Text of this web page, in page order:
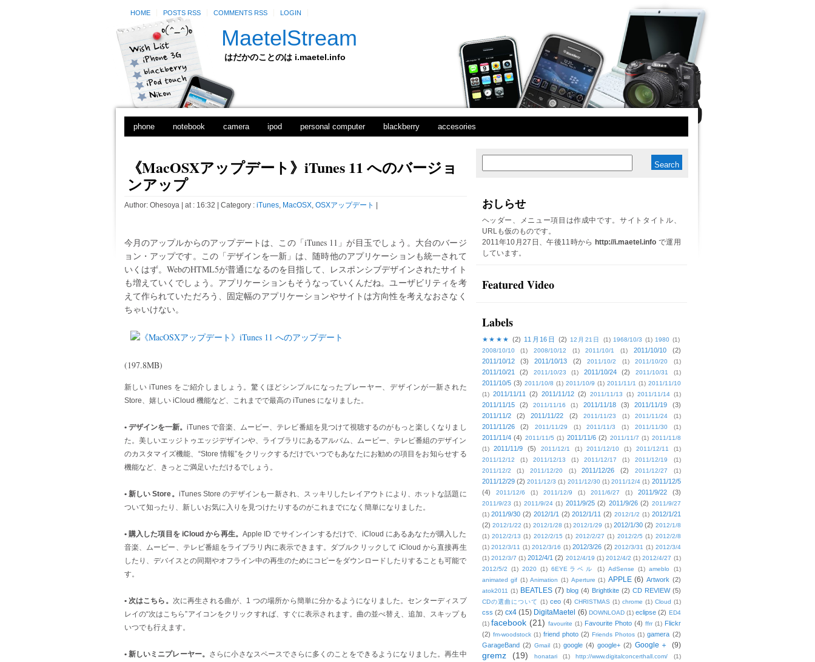
HOME POSTS RSS COMMENTS RSS LOGIN
MaetelStream
はだかのことのは i.maetel.info
phone notebook camera ipod personal computer blackberry accesories
《MacOSXアップデート》iTunes 11 へのバージョ
ンアップ
Author: Ohesoya| at : 16:32 | Category : iTunes, MacOSX, OSXアップデート
今月のアップルからのアップデートは、この「iTunes 11」が目玉でしょう。大台のバージ
ョン・アップです。この「デザインを一新」は、随時他のアプリケーションも統一されて
いくはず。WebのHTML5が普通になるのを目指して、レスポンシブデザインされたサイト
も増えていくでしょう。アプリケーションもそうなっていくんだね。ユーザビリティを考
えて作られていただろう、固定幅のアプリケーションやサイトは方向性を考えなおさなく
ちゃいけない。
(197.8MB)
新しい iTunes をご紹介しましょう。驚くほどシンプルになったプレーヤー、デザインが一新された
Store、嬉しい iCloud 機能など、これまでで最高の iTunes になりました。
• デザインを一新。 iTunes で音楽、ムービー、テレビ番組を見つけて視聴するのがもっと楽しくなりまし
た。美しいエッジトゥエッジデザインや、ライブラリにあるアルバム、ムービー、テレビ番組のデザイン
のカスタマイズ機能、“Store 情報”をクリックするだけでいつでもあなたにお勧めの項目をお知らせする
機能など、きっとご満足いただけるでしょう。
• 新しい Store。 iTunes Store のデザインも一新され、スッキリしたレイアウトにより、ホットな話題に
ついて知ったり、新しいお気に入りを見つけたりするのがこれまでになく簡単になりました。
• 購入した項目を iCloud から再生。Apple ID でサインインするだけで、iCloud にあるあなたが購入した
音楽、ムービー、テレビ番組をライブラリ内に表示できます。ダブルクリックして iCloud から直接再生
したり、デバイスとの同期やオフライン中の再生のためにコピーをダウンロードしたりすることも可能で
す。
• 次はこちら。 次に再生される曲が、1 つの場所から簡単に分かるようになりました。センターディスプ
レイの“次はこちら”アイコンをクリックすれば、すぐに表示されます。曲の並べ替え、追加、スキップも
いつでも行えます。
• 新しいミニプレーヤー。 さらに小さなスペースでさらに多くのことをできるようになりました。再生中
稿
おしらせ
ヘッダー、メニュー項目は作成中です。サイトタイトル、
URLも仮のものです。
2011年10月27日、午後11時から http://i.maetel.info で運用
しています。
Featured Video
Labels
★★★★ (2) 11月16日 (2) 12月21日 (1) 1968/10/3 (1) 1980 (1)
2008/10/10
(1) 2008/10/12 (1) 2011/10/1 (1) 2011/10/10
(2)
2011/10/12
(3) 2011/10/13 (2) 2011/10/2 (1) 2011/10/20 (1)
2011/10/21 (2) 2011/10/23 (1) 2011/10/24 (2) 2011/10/31 (1)
2011/10/5 (3) 2011/10/8 (1) 2011/10/9 (1) 2011/11/1 (1) 2011/11/10
(1) 2011/11/11 (2) 2011/11/12 (2) 2011/11/13 (1) 2011/11/14 (1)
2011/11/15 (2) 2011/11/16 (1) 2011/11/18 (3) 2011/11/19
(3)
2011/11/2
(2) 2011/11/22 (2) 2011/11/23 (1) 2011/11/24 (1)
2011/11/26 (2) 2011/11/29 (1) 2011/11/3 (1) 2011/11/30 (1)
2011/11/4 (4) 2011/11/5 (1) 2011/11/6 (2) 2011/11/7 (1) 2011/11/8
(1)
2011/11/9 (5) 2011/12/1 (1) 2011/12/10 (1) 2011/12/11
(1)
2011/12/12
(1) 2011/12/13 (1) 2011/12/17 (1) 2011/12/19
(1)
2011/12/2
(1) 2011/12/20 (1) 2011/12/26 (2) 2011/12/27 (1)
2011/12/29 (2) 2011/12/3 (1) 2011/12/30 (1) 2011/12/4 (1) 2011/12/5
(4)
2011/12/6 (1) 2011/12/9 (1) 2011/6/27 (1) 2011/9/22 (3)
2011/9/23 (1) 2011/9/24 (1) 2011/9/25 (2) 2011/9/26 (2) 2011/9/27
(1) 2011/9/30 (2) 2012/1/1 (2) 2012/1/11 (2) 2012/1/2 (1) 2012/1/21
(2) 2012/1/22 (1) 2012/1/28 (1) 2012/1/29 (1) 2012/1/30 (2) 2012/1/8
(1) 2012/2/13 (1) 2012/2/15 (1) 2012/2/27 (1) 2012/2/5 (1) 2012/2/8
(1) 2012/3/11 (1) 2012/3/16 (1) 2012/3/26 (2) 2012/3/31 (1) 2012/3/4
(1) 2012/3/7 (1) 2012/4/1 (2) 2012/4/19 (1) 2012/4/2 (1) 2012/4/27 (1)
2012/5/2
(1) 2020 (1) 6EYEラベル (1) AdSense (1) ameblo
(1)
animated gif (1) Animation (1) Aperture (1) APPLE (6) Artwork (2)
atok2011 (1) BEATLES (7) blog (4) Brightkite (2) CD REVIEW (5)
CDの選曲について (1) ceo (4) CHRISTMAS (1) chrome (1) Cloud (1)
css (2) cx4 (15) DigitaMaetel (6) DOWNLOAD (1) eclipse (2) ED4
(1) facebook (21) favourite (1) Favourite Photo (4) ffrr (1) Flickr
(2) fm-woodstock (1) friend photo (2) Friends Photos (1) gamera (2)
GarageBand (2) Gmail (1) google (4) google+ (2) Google＋ (9)
gremz (19) honatari (1) http://www.digitalconcerthall.com/
(1)